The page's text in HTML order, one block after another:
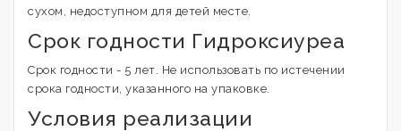
сухом, недоступном для детей месте.
Срок годности Гидроксиуреа
Срок годности - 5 лет. Не использовать по истечении
срока годности, указанного на упаковке.
Условия реализации